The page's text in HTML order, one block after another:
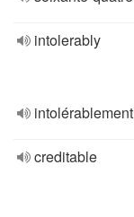
intolerably
intolérablement
creditable